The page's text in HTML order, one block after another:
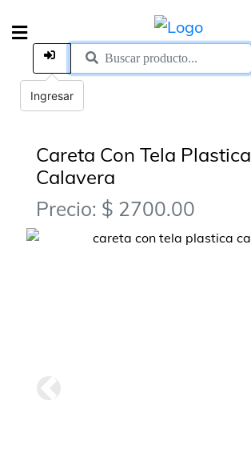
Careta Con Tela Plastica
Calavera
Precio: $ 2700.00
Ingresar